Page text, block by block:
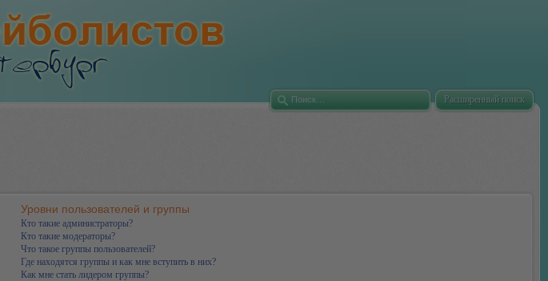
Расширенный поиск
Уровни пользователей и группы
Кто такие администраторы?
Кто такие модераторы?
Что такое группы пользователей?
Где находятся группы и как мне вступить в них?
Как мне стать лидером группы?